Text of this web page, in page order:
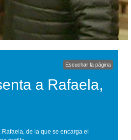
Escuchar la página
a Rafaela,
de la que se encarga el